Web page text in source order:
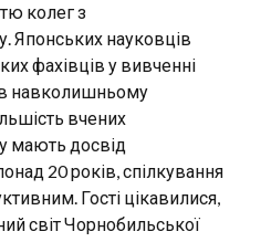
колег з
Японських науковців
фахівців у вивченні
в навколишньому
вчених
мають досвід
20 років, спілкування
Гості цікавилися,
світ Чорнобильської